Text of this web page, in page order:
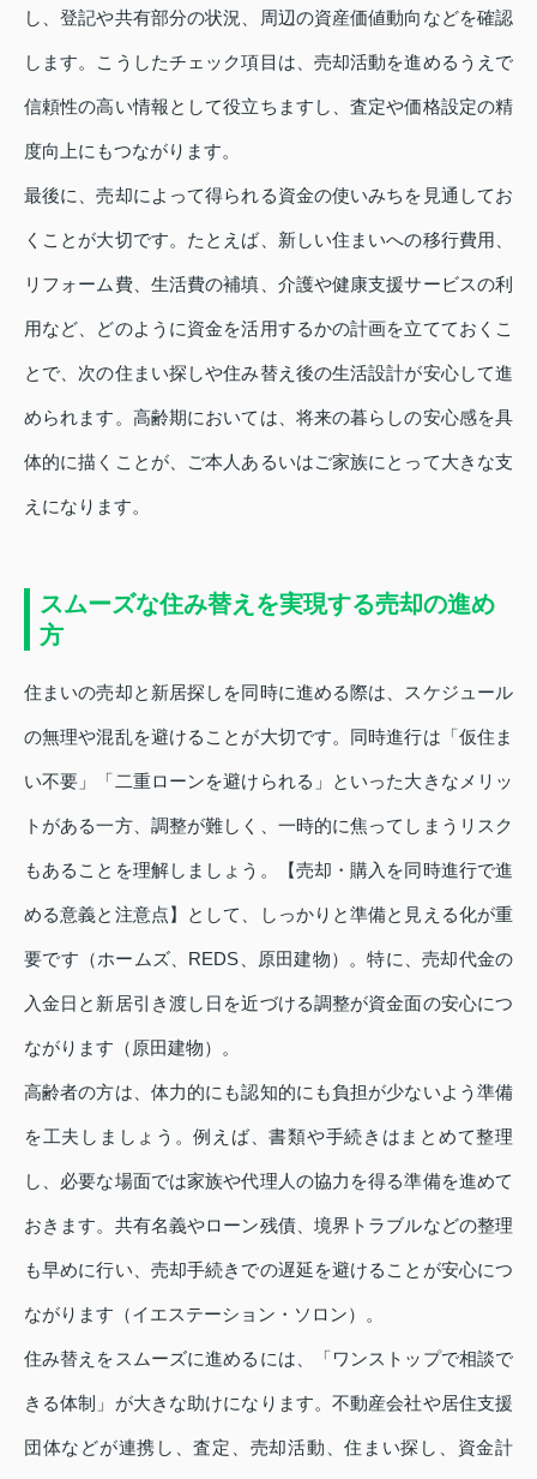
し、登記や共有部分の状況、周辺の資産価値動向などを確認
します。こうしたチェック項目は、売却活動を進めるうえで
信頼性の高い情報として役立ちますし、査定や価格設定の精
度向上にもつながります。
最後に、売却によって得られる資金の使いみちを見通してお
くことが大切です。たとえば、新しい住まいへの移行費用、
リフォーム費、生活費の補填、介護や健康支援サービスの利
用など、どのように資金を活用するかの計画を立てておくこ
とで、次の住まい探しや住み替え後の生活設計が安心して進
められます。高齢期においては、将来の暮らしの安心感を具
体的に描くことが、ご本人あるいはご家族にとって大きな支
えになります。
スムーズな住み替えを実現する売却の進め
方
住まいの売却と新居探しを同時に進める際は、スケジュール
の無理や混乱を避けることが大切です。同時進行は「仮住ま
い不要」「二重ローンを避けられる」といった大きなメリッ
トがある一方、調整が難しく、一時的に焦ってしまうリスク
もあることを理解しましょう。【売却・購入を同時進行で進
める意義と注意点】として、しっかりと準備と見える化が重
要です（ホームズ、REDS、原田建物）。特に、売却代金の
入金日と新居引き渡し日を近づける調整が資金面の安心につ
ながります（原田建物）。
高齢者の方は、体力的にも認知的にも負担が少ないよう準備
を工夫しましょう。例えば、書類や手続きはまとめて整理
し、必要な場面では家族や代理人の協力を得る準備を進めて
おきます。共有名義やローン残債、境界トラブルなどの整理
も早めに行い、売却手続きでの遅延を避けることが安心につ
ながります（イエステーション・ソロン）。
住み替えをスムーズに進めるには、「ワンストップで相談で
きる体制」が大きな助けになります。不動産会社や居住支援
団体などが連携し、査定、売却活動、住まい探し、資金計